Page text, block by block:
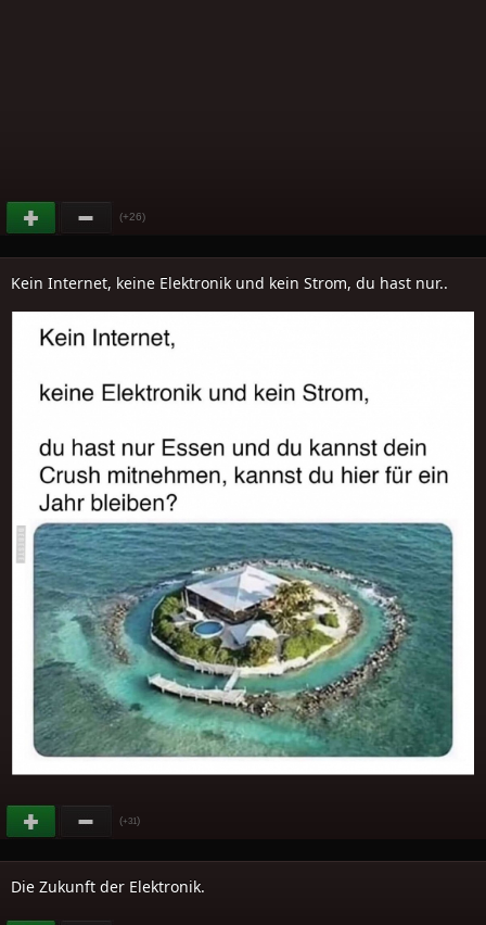
(+26)
Kein Internet, keine Elektronik und kein Strom, du hast nur..
(+31)
Die Zukunft der Elektronik.